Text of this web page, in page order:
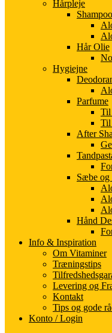
Hårpleje
Hår Olie
Hygiejne
Parfume
Til
Til
After
Sæbe og
Hånd
Info & Inspiration
Om Vitaminer
Træningstips
Levering og
Kontakt
Tips og gode
Konto / Login